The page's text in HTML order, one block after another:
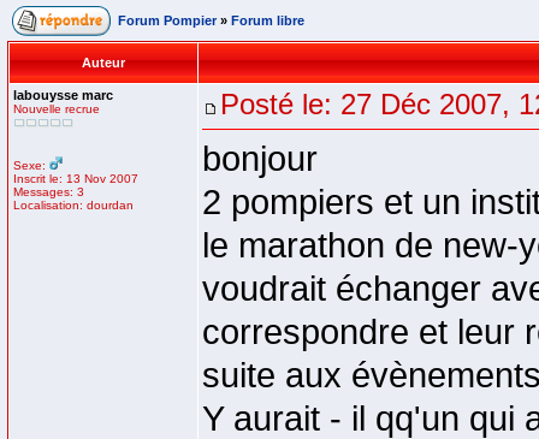
Forum Pompier » Forum libre
Auteur
labouysse marc
Nouvelle recrue
Sexe:
Inscrit le: 13 Nov 2007
Messages: 3
Localisation: dourdan
Posté le: 27 Déc 2007,
bonjour
2 pompiers et un
le marathon de new-
voudrait échanger
correspondre et leur
suite aux
Y aurait - il qq'un qui